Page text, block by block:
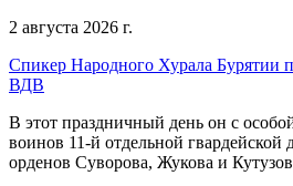
2 августа 2026 г.
Спикер Народного Хурала Бурятии
ВДВ
В этот праздничный день он с
воинов 11-й отдельной гвардейской
орденов Суворова, Жукова и